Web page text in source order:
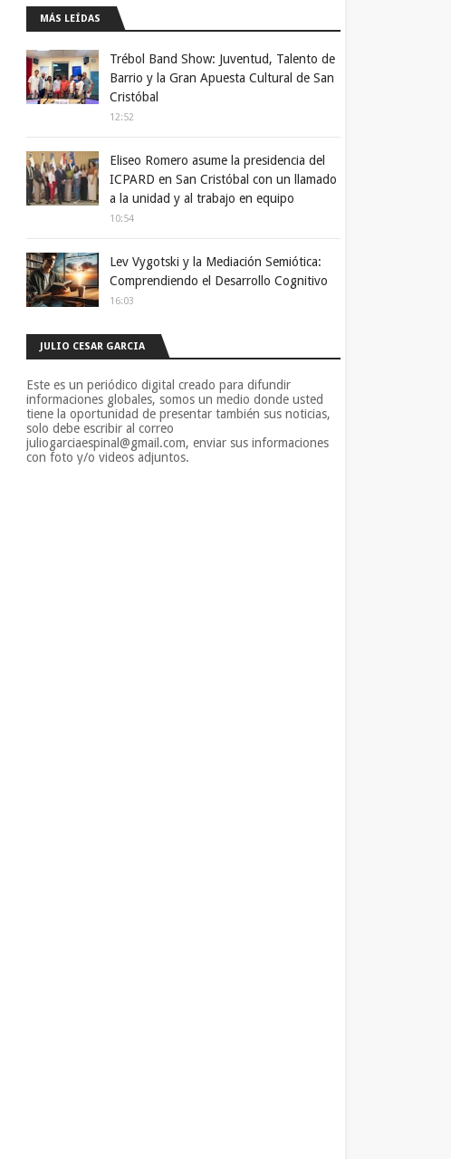
MÁS LEÍDAS
Trébol Band Show: Juventud, Talento de
Barrio y la Gran Apuesta Cultural de San
Cristóbal
12:52
Eliseo Romero asume la presidencia del
ICPARD en San Cristóbal con un llamado
a la unidad y al trabajo en equipo
10:54
Lev Vygotski y la Mediación Semiótica:
Comprendiendo el Desarrollo Cognitivo
16:03
JULIO CESAR GARCIA
Este es un periódico digital creado para difundir
informaciones globales, somos un medio donde usted
tiene la oportunidad de presentar también sus noticias,
solo debe escribir al correo
juliogarciaespinal@gmail.com, enviar sus informaciones
con foto y/o videos adjuntos.